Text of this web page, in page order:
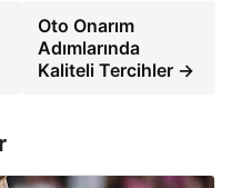
Oto Onarım
Adımlarında
Kaliteli Tercihler →